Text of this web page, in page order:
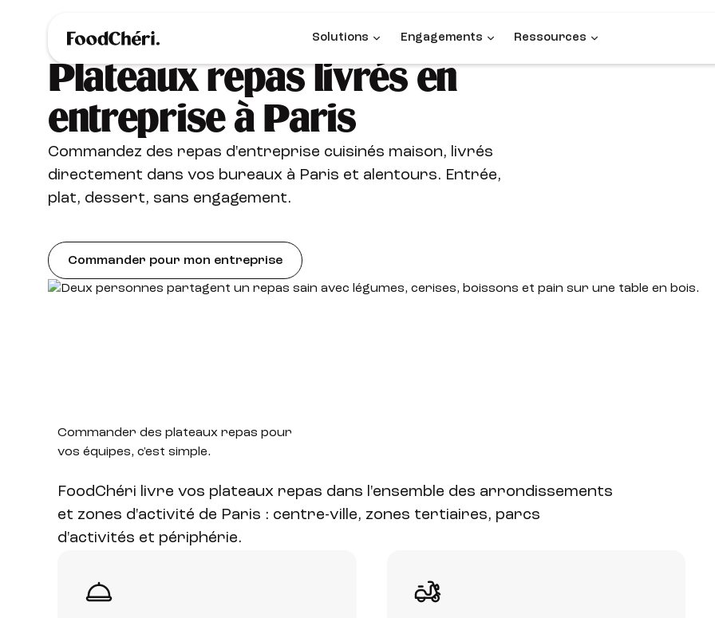
Solutions Engagements Ressources
Plateaux repas livrés en
entreprise à Paris
Commandez des repas d'entreprise cuisinés maison, livrés
directement dans vos bureaux à Paris et alentours. Entrée,
plat, dessert, sans engagement.
Commander pour mon entreprise
Commander des plateaux repas pour
vos équipes, c'est simple.
FoodChéri livre vos plateaux repas dans l'ensemble des arrondissements
et zones d'activité de Paris : centre-ville, zones tertiaires, parcs
d'activités et périphérie.